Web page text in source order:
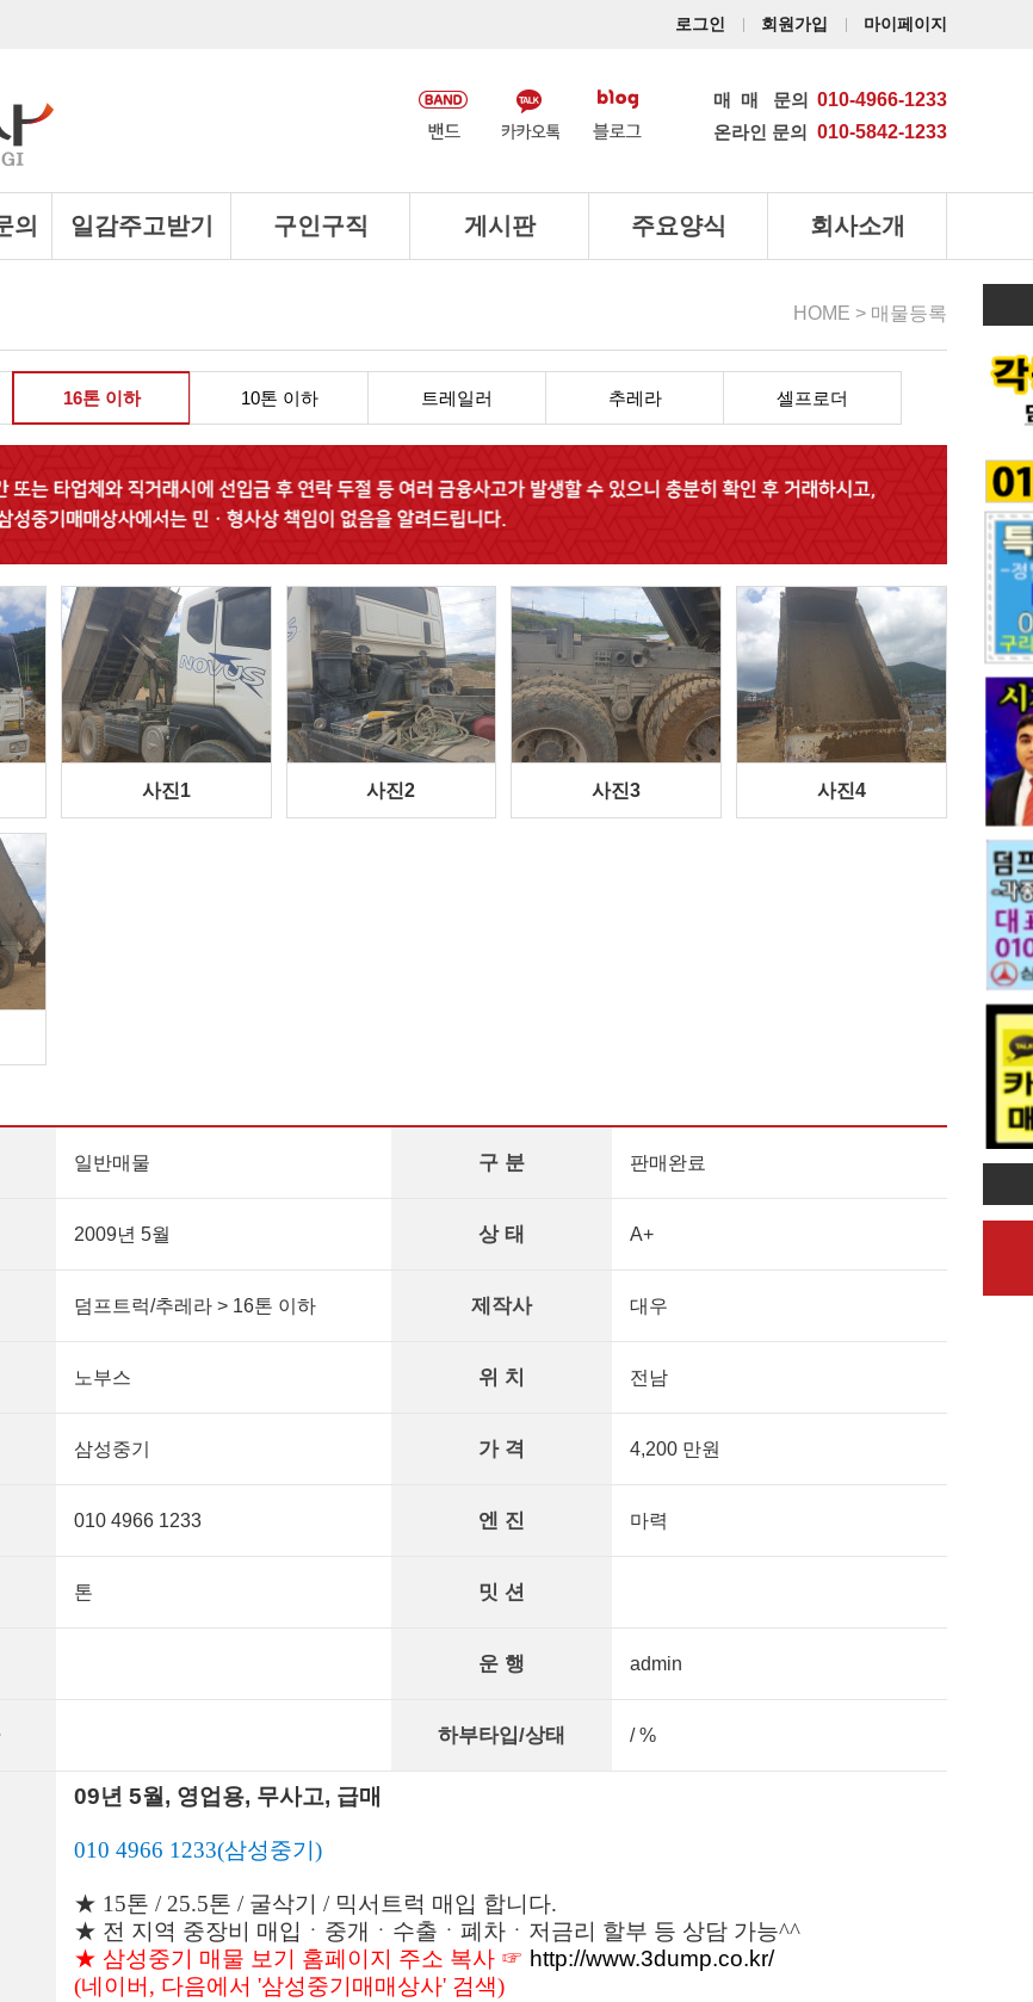
로그인 회원가입 마이페이지
매매 문의 010-4966-1233
온라인 문의 010-5842-1233
의 일감주고받기 구인구직 게시판 주요양식 회사소개
HOME > 매물등록
16톤 이하 10톤 이하 트레일러 추레라 셀프로더
사진1 사진2 사진3 사진4
일반매물 구 분 판매완료
2009년 5월 상 태 A+
덤프트럭/추레라 > 16톤 이하 제작사 대우
노부스 위 치 전남
삼성중기 가 격 4,200 만원
010 4966 1233 엔 진 마력
톤 밋 션
운 행 admin
하부타입/상태 / %
09년 5월, 영업용, 무사고, 급매
010 4966 1233(삼성중기)
★ 15톤 / 25.5톤 / 굴삭기 / 믹서트럭 매입 합니다.
★ 전 지역 중장비 매입ㆍ중개ㆍ수출ㆍ폐차ㆍ저금리 할부 등 상담 가능^^
★ 삼성중기 매물 보기 홈페이지 주소 복사 ☞ http://www.3dump.co.kr/
(네이버, 다음에서 '삼성중기매매상사' 검색)